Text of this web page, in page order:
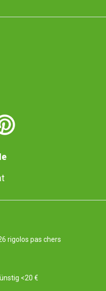
rigolos pas chers
<20 €